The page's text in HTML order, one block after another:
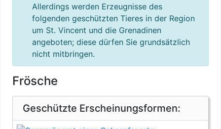
Allerdings werden Erzeugnisse des
folgenden geschützten Tieres in der Region
um St. Vincent und die Grenadinen
angeboten; diese dürfen Sie grundsätzlich
nicht mitbringen.
Frösche
Geschützte Erscheinungsformen: